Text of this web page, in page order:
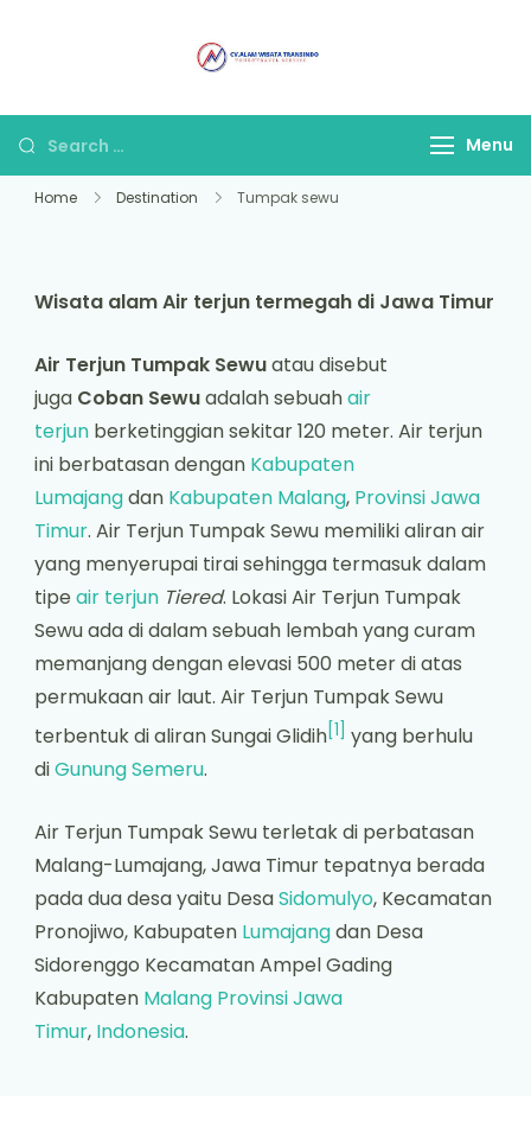
Menu
Home Destination Tumpak sewu
Wisata alam Air terjun termegah di Jawa Timur
Air Terjun Tumpak Sewuatau disebut
juga Coban Sewuadalah sebuahair
terjun berketinggian sekitar 120 meter. Air terjun
ini berbatasan dengan Kabupaten
Lumajangdan Kabupaten Malang, Provinsi Jawa
Timur. Air Terjun Tumpak Sewu memiliki aliran air
yang menyerupai tirai sehingga termasuk dalam
tipeair terjun Tiered. Lokasi Air Terjun Tumpak
Sewu ada di dalam sebuah lembah yang curam
memanjang dengan elevasi 500 meter di atas
permukaan air laut. Air Terjun Tumpak Sewu
terbentuk di aliran Sungai Glidih[1] yang berhulu
diGunung Semeru.
Air Terjun Tumpak Sewu terletak di perbatasan
Malang-Lumajang, Jawa Timur tepatnya berada
pada dua desa yaitu DesaSidomulyo, Kecamatan
Pronojiwo, Kabupaten Lumajangdan Desa
Sidorenggo Kecamatan Ampel Gading
Kabupaten Malang Provinsi Jawa
Timur, Indonesia.